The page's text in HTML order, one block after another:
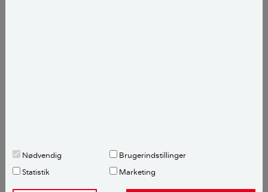
Nødvendig
Brugerindstillinger
Statistik
Marketing
havemøbler i beton kan derfor stå ude hele året uden
at tage skade, siger Betina Flies.